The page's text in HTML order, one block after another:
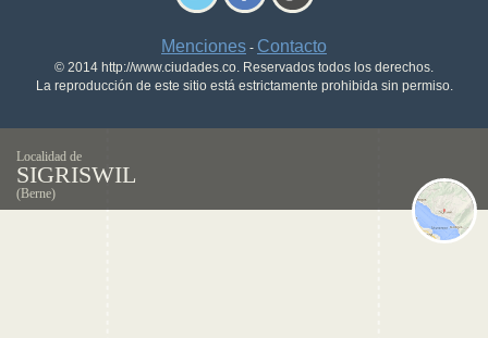
Menciones - Contacto
© 2014 http://www.ciudades.co. Reservados todos los derechos.
La reproducción de este sitio está estrictamente prohibida sin permiso.
Localidad de
SIGRISWIL
(Berne)